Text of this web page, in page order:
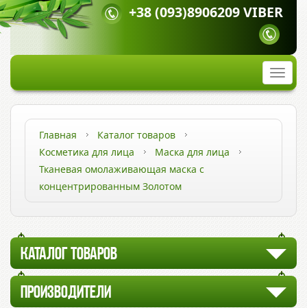
+38 (093)8906209 VIBER
Главная
Каталог товаров
Косметика для лица
Маска для лица
Тканевая омолаживающая маска с
концентрированным Золотом
КАТАЛОГ ТОВАРОВ
ПРОИЗВОДИТЕЛИ